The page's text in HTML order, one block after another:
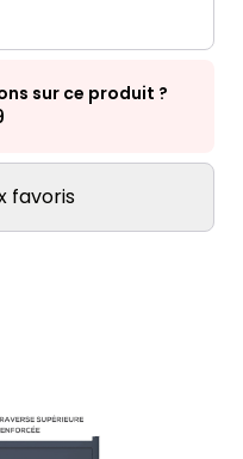
sur ce produit ?
favoris